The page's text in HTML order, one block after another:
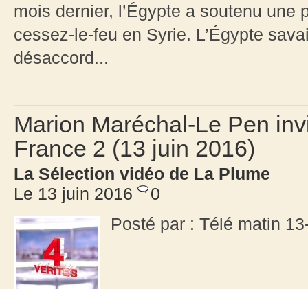
mois dernier, l’Égypte a soutenu
cessez-le-feu en Syrie. L’Égypte
désaccord...
Marion Maréchal-Le Pen
France 2 (13 juin 2016)
La Sélection vidéo de La Plume
Le 13 juin 2016
0
Posté par : Télé matin